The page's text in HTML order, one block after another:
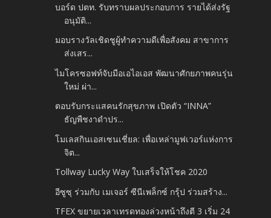
บอร์ด ปตท. รับทราบผลประกอบการ รายได้ส่งรัฐ
อนุมัติ...
มอบรางวัลเชิดชูผู้ทำความดีเพื่อสังคม สาขาการ
ส่งเสร...
ไมโครซอฟท์จับมือเอไอเอส พัฒนาศักยภาพคนรุ่น
ใหม่ ผ่า...
ตอบรับกระแสคนรักสุขภาพ เปิดตัว “INNA”
ธัญพืชงาดำปร...
โมเลสกินเอสเซนเชี่ยล: เพื่อเหล่ามูฟเวอร์แห่งการ
จิต...
Tollway Lucky Way ใบเสร็จให้โชค 2020
อีซูซุ ร่วมกับ เมเจอร์ ซีนีเพล็กซ์ กรุ้ป ร่วมสร้าง...
TFEX ขยายเวลาเทรดทองล่วงหน้าถึงตี 3 เริ่ม 24